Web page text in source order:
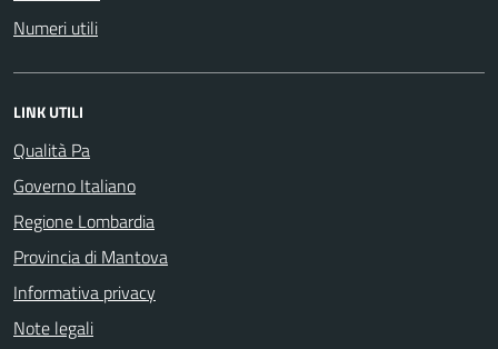
Numeri utili
LINK UTILI
Qualità Pa
Governo Italiano
Regione Lombardia
Provincia di Mantova
Informativa privacy
Note legali